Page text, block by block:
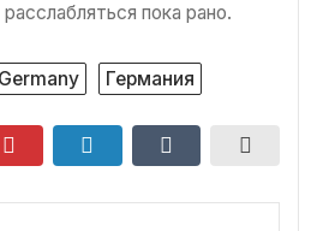
пока рано.
Germany Германия